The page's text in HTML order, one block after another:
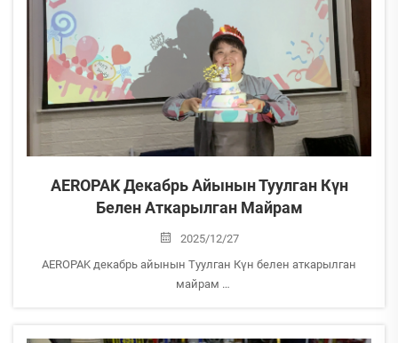
AEROPAK Декабрь Айынын Туулган Күн
Белен Аткарылган Майрам
2025/12/27
AEROPAK декабрь айынын Туулган Күн белен аткарылган
майрам